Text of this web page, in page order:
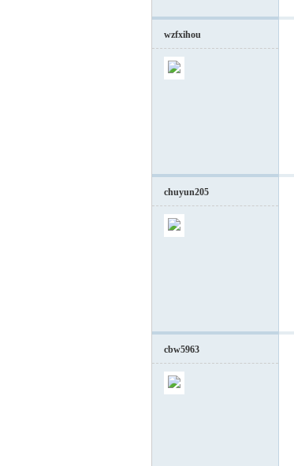
wzfxihou
chuyun205
cbw5963